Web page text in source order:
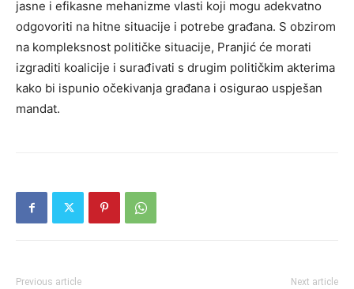
jasne i efikasne mehanizme vlasti koji mogu adekvatno
odgovoriti na hitne situacije i potrebe građana. S obzirom
na kompleksnost političke situacije, Pranjić će morati
izgraditi koalicije i surađivati s drugim političkim akterima
kako bi ispunio očekivanja građana i osigurao uspješan
mandat.
Previous article Next article